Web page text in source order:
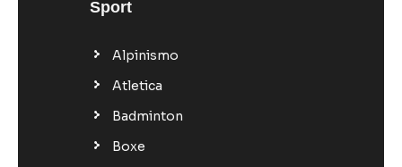
Sport
Alpinismo
Atletica
Badminton
Boxe